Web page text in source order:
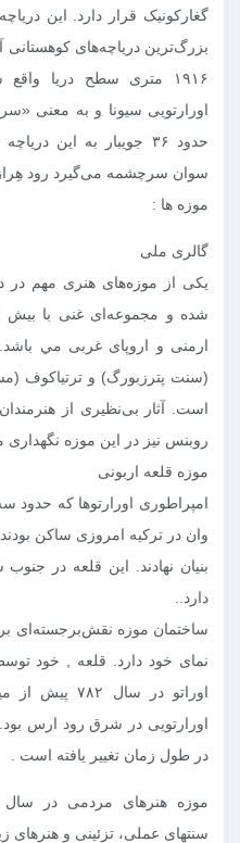
گغارکونیک قرار دارد. این
بزرگ‌ترین دریاچه‌های
۱۹۱۶ متری سطح دریا
اورارتویی سیونا و به معنی
حدود ۳۶ جویبار به این
سوان سرچشمه می‌گیرد رود
موزه ها :
گالری ملی
ارمنی و اروپای غربی مي باشد.
(سنت پترزبورگ) و ترتیاكوف
است. آثار بی‌نظیری از
روبنس نیز در این موزه نگهداری
موزه قلعه اربونی
امپراطوری اورارتو‌ها كه حدود
وان در تركیه امروزی ساكن بودند
بنیان نهادند. این قلعه در
دارد..
ساختمان موزه نقش‌برجسته‌ای
نمای خود دارد. قلعه , خود
اوراتو در سال
اورارتویی در شرق رود ارس
در طول زمان تغییر یافته است .
سنتهای عملی، تزئینی و هنرهای